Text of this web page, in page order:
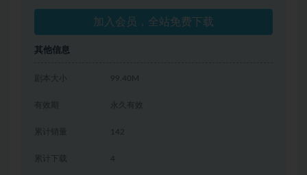
加入会员，全站免费下载
其他信息
剧本大小 99.40M
有效期 永久有效
累计销量 142
累计下载 4